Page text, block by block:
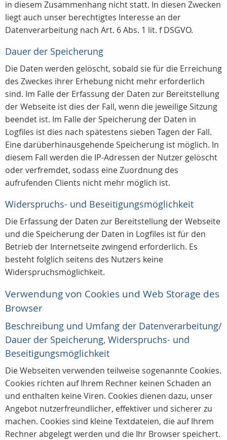
in diesem Zusammenhang nicht statt. In diesen Zwecken
liegt auch unser berechtigtes Interesse an der
Datenverarbeitung nach Art. 6 Abs. 1 lit. f DSGVO.
Dauer der Speicherung
Die Daten werden gelöscht, sobald sie für die Erreichung
des Zweckes ihrer Erhebung nicht mehr erforderlich
sind. Im Falle der Erfassung der Daten zur Bereitstellung
der Webseite ist dies der Fall, wenn die jeweilige Sitzung
beendet ist. Im Falle der Speicherung der Daten in
Logfiles ist dies nach spätestens sieben Tagen der Fall.
Eine darüberhinausgehende Speicherung ist möglich. In
diesem Fall werden die IP-Adressen der Nutzer gelöscht
oder verfremdet, sodass eine Zuordnung des
aufrufenden Clients nicht mehr möglich ist.
Widerspruchs- und Beseitigungsmöglichkeit
Die Erfassung der Daten zur Bereitstellung der Webseite
und die Speicherung der Daten in Logfiles ist für den
Betrieb der Internetseite zwingend erforderlich. Es
besteht folglich seitens des Nutzers keine
Widerspruchsmöglichkeit.
Verwendung von Cookies und Web Storage des
Browser
Beschreibung und Umfang der Datenverarbeitung/
Dauer der Speicherung, Widerspruchs- und
Beseitigungsmöglichkeit
Die Webseiten verwenden teilweise sogenannte Cookies.
Cookies richten auf Ihrem Rechner keinen Schaden an
und enthalten keine Viren. Cookies dienen dazu, unser
Angebot nutzerfreundlicher, effektiver und sicherer zu
machen. Cookies sind kleine Textdateien, die auf Ihrem
Rechner abgelegt werden und die Ihr Browser speichert.